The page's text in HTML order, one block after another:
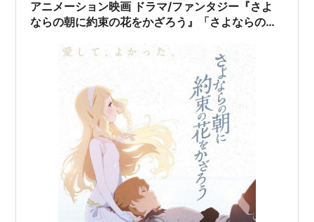
アニメーション映画 ドラマ/ファンタジー『さよ
ならの朝に約束の花をかざろう』「さよならの朝